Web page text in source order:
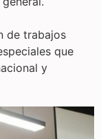
de trabajos
que
y